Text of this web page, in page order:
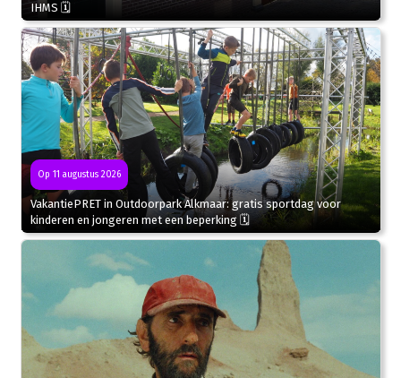
IHMS 🗓
Op 11 augustus 2026
VakantiePRET in Outdoorpark Alkmaar: gratis sportdag voor
kinderen en jongeren met een beperking 🗓